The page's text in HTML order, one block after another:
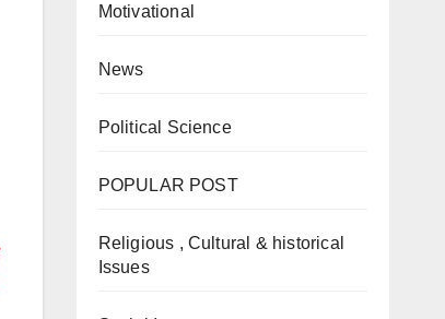
Motivational
News
Political Science
POPULAR POST
Religious , Cultural & historical
Issues